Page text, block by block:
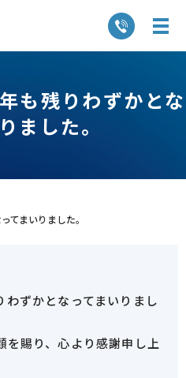
も残りわずかとな
ました。
てまいりました。
ずかとなってまいりまし
を賜り、心より感謝申し上